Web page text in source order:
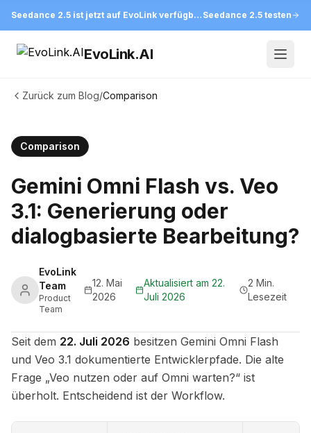
Seedance 2.5 ist jetzt auf EvoLink verfügbar Seedance 2.5 testen
EvoLink.AI
Zurück zum Blog/Comparison
Comparison
Gemini Omni Flash vs. Veo
3.1: Generierung oder
dialogbasierte Bearbeitung?
EvoLink
Team
Product
Team
12. Mai
2026
Aktualisiert am 22.
Juli 2026
2 Min.
Lesezeit
Seit dem 22. Juli 2026 besitzen Gemini Omni Flash
und Veo 3.1 dokumentierte Entwicklerpfade. Die alte
Frage „Veo nutzen oder auf Omni warten?“ ist
überholt. Entscheidend ist der Workflow.